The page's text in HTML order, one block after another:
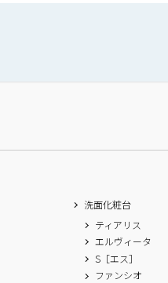
洗面化粧台
ティアリス
エルヴィータ
S［エス］
ファンシオ